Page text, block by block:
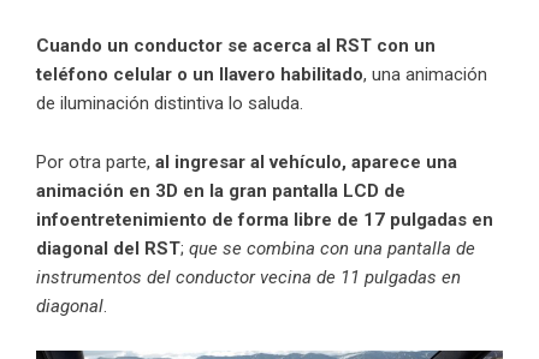
Cuando un conductor se acerca al RST con un
teléfono celular o un llavero habilitado, una animación
de iluminación distintiva lo saluda.
Por otra parte, al ingresar al vehículo, aparece una
animación en 3D en la gran pantalla LCD de
infoentretenimiento de forma libre de 17 pulgadas en
diagonal del RST; que se combina con una pantalla de
instrumentos del conductor vecina de 11 pulgadas en
diagonal.